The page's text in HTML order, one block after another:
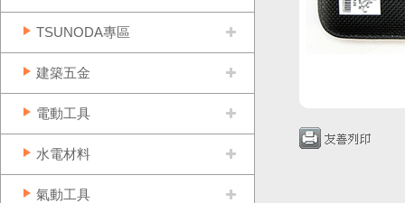
TSUNODA專區
建築五金
電動工具
水電材料
氣動工具